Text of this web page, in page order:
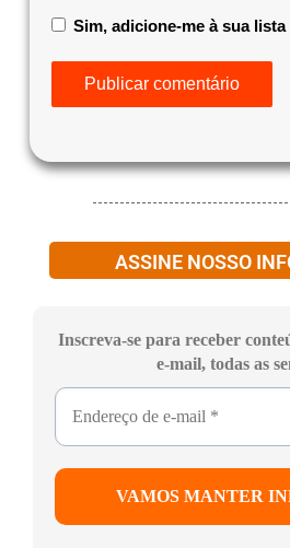
Sim, adicione-me à sua lista
ASSINE NOSSO
Inscreva-se para receber
e-mail, todas as